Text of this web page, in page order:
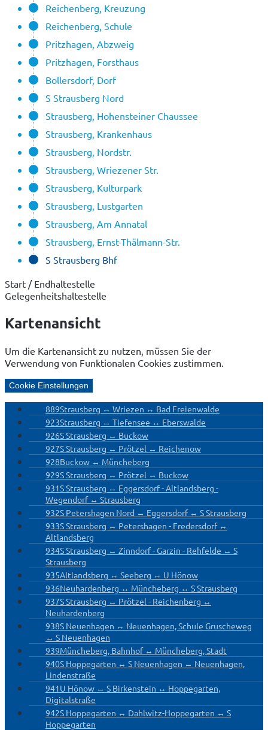
Reichenberg, Kreuzung
Reichenberg, Schule
Pritzhagen, Abzweig
Pritzhagen, Forsthaus
Bollersdorf, Dorf
S Strausberg Nord
Strausberg, Hohensteiner Chaussee
Strausberg, Krankenhaus
Strausberg, Nordstr.
Strausberg, Wriezener Str.
Strausberg, Kulturpark
Strausberg, Lustgarten
Strausberg, Am Annatal
Strausberg, Ernst-Thälmann-Str.
S Strausberg Bhf
Start / Endhaltestelle
Gelegenheitshaltestelle
Kartenansicht
Um die Kartenansicht zu nutzen, müssen Sie der
Verwendung von Funktionalen Cookies zustimmen.
Cookie Einstellungen
889Strausberg ↔ Wriezen ↔ Bad Freienwalde
923Strausberg ↔ Tiefensee ↔ Eberswalde
926S Strausberg ↔ Buckow
927S Strausberg ↔ Prötzel ↔ Reichenow
928Buckow ↔ Müncheberg
929S Strausberg ↔ Prötzel ↔ Buckow
931S Strausberg ↔ Eggersdorf - Altlandsberg -
Wegendorf ↔ Strausberg
932S Petershagen Nord ↔ Eggersdorf ↔ S Strausberg
933S Strausberg ↔ Petershagen - Fredersdorf ↔
Altlandsberg
934S Strausberg ↔ Zinndorf - Garzin - Rehfelde ↔ S
Strausberg
935Altlandsberg ↔ Seeberg ↔ U Hönow
936Neuhardenberg ↔ Müncheberg ↔ S Strausberg
937S Strausberg ↔ Prötzel - Reichenberg ↔
Neuhardenberg
938S Neuenhagen ↔ Neuenhagen, Schule Gruscheweg
↔ S Neuenhagen
939Müncheberg, Bahnhof ↔ Müncheberg, Stadt
940S Hoppegarten ↔ S Neuenhagen ↔ Neuenhagen,
Lindenstraße
941U Hönow ↔ S Birkenstein ↔ Hoppegarten,
Digitalstraße
942S Hoppegarten ↔ Dahlwitz-Hoppegarten ↔ S
Hoppegarten